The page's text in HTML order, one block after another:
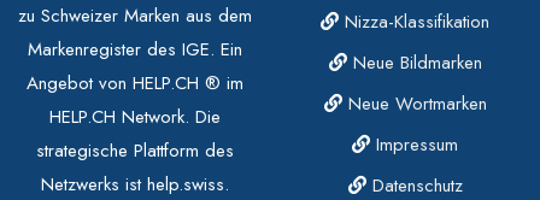
zu Schweizer Marken aus dem
Markenregister des IGE. Ein
Angebot von HELP.CH ® im
HELP.CH Network. Die
strategische Plattform des
Netzwerks ist help.swiss.
Nizza-Klassifikation
Neue Bildmarken
Neue Wortmarken
Impressum
Datenschutz